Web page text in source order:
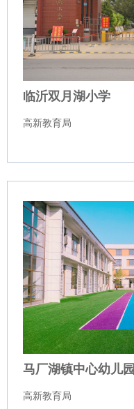
临沂双月湖小学
高新教育局
马厂湖镇中心幼儿园
高新教育局